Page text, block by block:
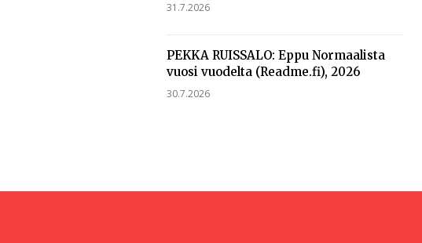
31.7.2026
PEKKA RUISSALO: Eppu Normaalista
vuosi vuodelta (Readme.fi), 2026
30.7.2026